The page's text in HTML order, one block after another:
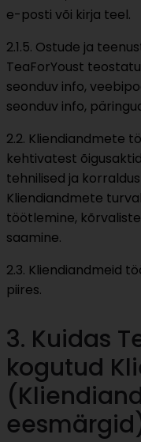
e-posti või kirja teel.
2.1.5. Ostude ja
TeaForYoust
seonduv info,
seonduv info,
2.2. Kliendiandmete
kehtivatest
tehnilised ja
Kliendiandmete
töötlemine,
saamine.
2.3. Kliendiandmeid
piires.
3. Kuidas
kogutud